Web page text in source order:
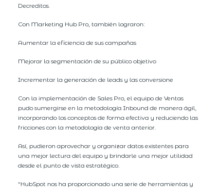
Decreditos.
Con Marketing Hub Pro, también lograron:
Aumentar la eficiencia de sus campañas
Mejorar la segmentación de su público objetivo
Incrementar la generación de leads y las conversione
Con la implementación de Sales Pro, el equipo de Ventas
pudo sumergirse en la metodología Inbound de manera ágil,
incorporando los conceptos de forma efectiva y reduciendo las
fricciones con la metodología de venta anterior.
Así, pudieron aprovechar y organizar datos existentes para
una mejor lectura del equipo y brindarle una mejor utilidad
desde el punto de vista estratégico.
“HubSpot nos ha proporcionado una serie de herramientas y